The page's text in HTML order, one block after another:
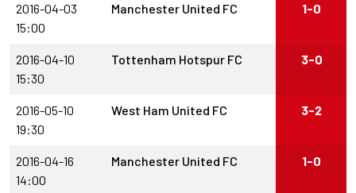
2016-04-03
15:00
Manchester United FC 1-0
2016-04-10
15:30
Tottenham Hotspur FC 3-0
2016-05-10
19:30
West Ham United FC 3-2
2016-04-16
14:00
Manchester United FC 1-0